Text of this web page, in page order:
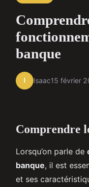
banque
I Isaac15 février
Comprendre
Lorsqu’on parle de
banque, il est
et ses